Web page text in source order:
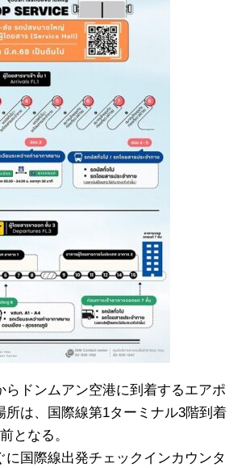
らドンムアン空港に到着するエアポ
所は、国際線第1ターミナル3階到着
となる。
に国際線出発チェックインカウンタ